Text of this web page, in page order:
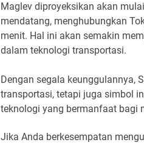
Maglev diproyeksikan akan
mendatang, menghubungkan
menit. Hal ini akan semakin
dalam teknologi transportasi.
Dengan segala keunggulannya,
transportasi, tetapi juga simbol
teknologi yang bermanfaat bagi
Jika Anda berkesempatan